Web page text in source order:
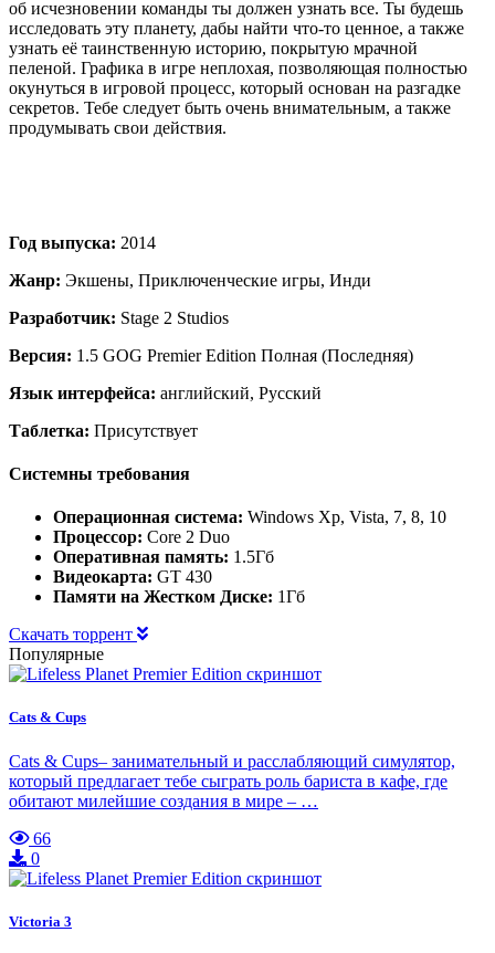
об исчезновении команды ты должен узнать все. Ты будешь
исследовать эту планету, дабы найти что-то ценное, а также
узнать её таинственную историю, покрытую мрачной
пеленой. Графика в игре неплохая, позволяющая полностью
окунуться в игровой процесс, который основан на разгадке
секретов. Тебе следует быть очень внимательным, а также
продумывать свои действия.
Год выпуска: 2014
Жанр: Экшены, Приключенческие игры, Инди
Разработчик: Stage 2 Studios
Версия: 1.5 GOG Premier Edition Полная (Последняя)
Язык интерфейса: английский, Русский
Таблетка: Присутствует
Системны требования
Операционная система: Windows Xp, Vista, 7, 8, 10
Процессор: Core 2 Duo
Оперативная память: 1.5Гб
Видеокарта: GT 430
Памяти на Жестком Диске: 1Гб
Скачать торрент
Популярные
Cats & Cups
Cats & Cups– занимательный и расслабляющий симулятор,
который предлагает тебе сыграть роль бариста в кафе, где
обитают милейшие создания в мире – …
66
0
Victoria 3